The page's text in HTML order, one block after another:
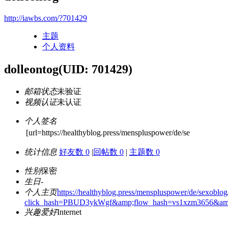
http://iawbs.com/?701429
主题
个人资料
dolleontog(UID: 701429)
邮箱状态未验证
视频认证未认证
个人签名
[url=https://healthyblog.press/menspluspower/de/se
统计信息 好友数 0 |回帖数 0 | 主题数 0
性别保密
生日-
个人主页https://healthyblog.press/menspluspower/de/
兴趣爱好Internet